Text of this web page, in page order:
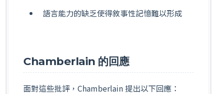
語言能力的缺乏使得敘事性記憶難以形成
Chamberlain 的回應
面對這些批評，Chamberlain 提出以下回應：